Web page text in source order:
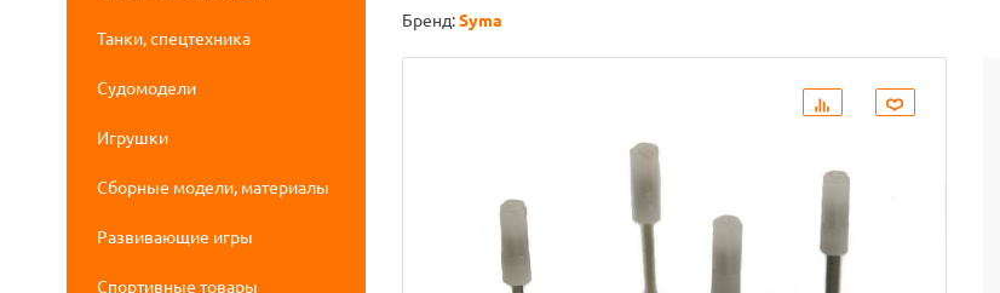
Танки, спецтехника
Судомодели
Игрушки
Сборные модели, материалы
Развивающие игры
Спортивные товары
Бренд:Syma